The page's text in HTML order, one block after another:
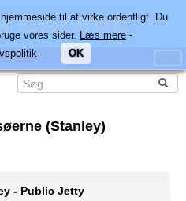
(Stanley)
- Public Jetty
til at virke ordentligt. Du
vores sider. Læs mere -
OK